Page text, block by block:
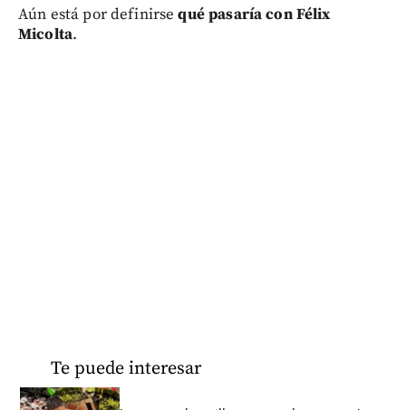
Aún está por definirse qué pasaría con Félix
Micolta.
Te puede interesar